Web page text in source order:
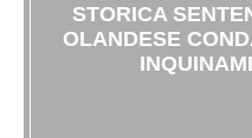
STORICA
OLANDESE